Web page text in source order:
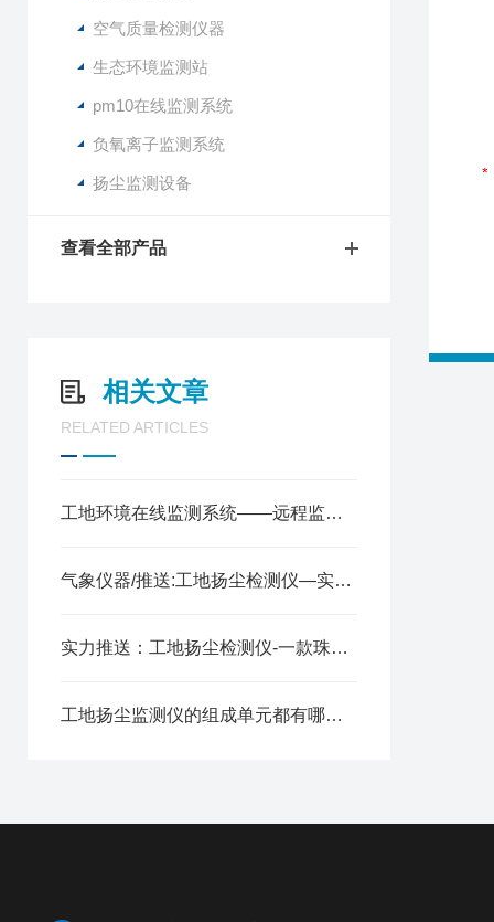
空气质量检测仪器
生态环境监测站
pm10在线监测系统
负氧离子监测系统
扬尘监测设备
查看全部产品
相关文章
RELATED ARTICLES
工地环境在线监测系统——远程监测，提升扬尘治理效能2025全+境+派+送
气象仪器/推送:工地扬尘检测仪—实时监测工地周围的空气中的颗粒物浓度
实力推送：工地扬尘检测仪-一款珠圆玉润的扬尘监测仪器（技术新闻）
工地扬尘监测仪的组成单元都有哪些呢？